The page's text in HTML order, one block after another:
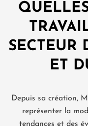
SECTEUR
ET
Depuis sa création,
représenter la
tendances et des